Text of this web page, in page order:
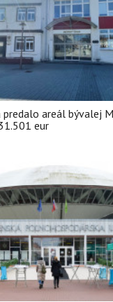
areál bývalej
eur